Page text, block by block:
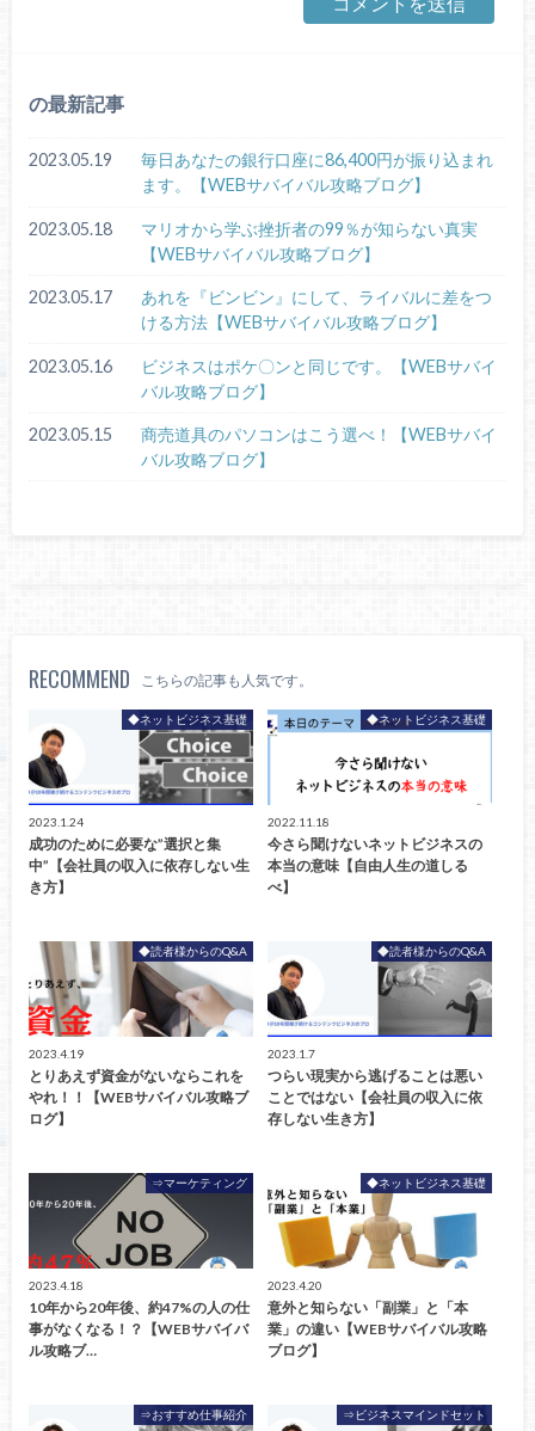
の最新記事
2023.05.19
毎日あなたの銀行口座に86,400円が振り込まれ
ます。【WEBサバイバル攻略ブログ】
2023.05.18
マリオから学ぶ挫折者の99％が知らない真実
【WEBサバイバル攻略ブログ】
2023.05.17
あれを『ビンビン』にして、ライバルに差をつ
ける方法【WEBサバイバル攻略ブログ】
2023.05.16
ビジネスはポケ〇ンと同じです。【WEBサバイ
バル攻略ブログ】
2023.05.15
商売道具のパソコンはこう選べ！【WEBサバイ
バル攻略ブログ】
RECOMMEND こちらの記事も人気です。
◆ネットビジネス基礎
2023.1.24
成功のために必要な”選択と集
中”【会社員の収入に依存しない生
き方】
◆ネットビジネス基礎
2022.11.18
今さら聞けないネットビジネスの
本当の意味【自由人生の道しる
べ】
◆読者様からのQ&A
2023.4.19
とりあえず資金がないならこれを
やれ！！【WEBサバイバル攻略ブ
ログ】
◆読者様からのQ&A
2023.1.7
つらい現実から逃げることは悪い
ことではない【会社員の収入に依
存しない生き方】
⇒マーケティング
2023.4.18
10年から20年後、約47%の人の仕
事がなくなる！？【WEBサバイバ
ル攻略ブ…
◆ネットビジネス基礎
2023.4.20
意外と知らない「副業」と「本
業」の違い【WEBサバイバル攻略
ブログ】
⇒おすすめ仕事紹介 ⇒ビジネスマインドセット